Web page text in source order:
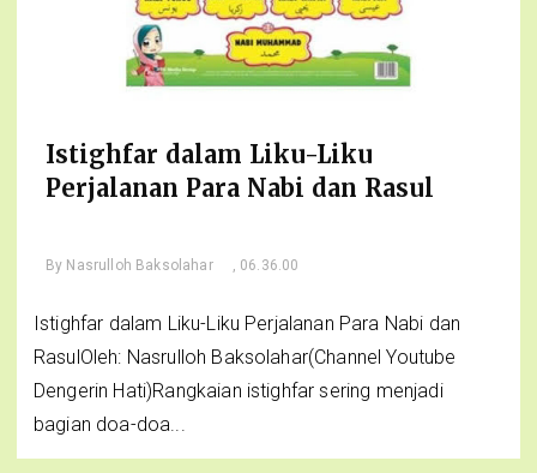
Istighfar dalam Liku-Liku
Perjalanan Para Nabi dan Rasul
By Nasrulloh Baksolahar , 06.36.00
Istighfar dalam Liku-Liku Perjalanan Para Nabi dan
RasulOleh: Nasrulloh Baksolahar(Channel Youtube
Dengerin Hati)Rangkaian istighfar sering menjadi
bagian doa-doa...